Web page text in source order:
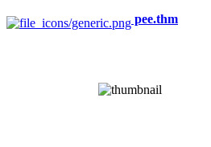
pee.thm